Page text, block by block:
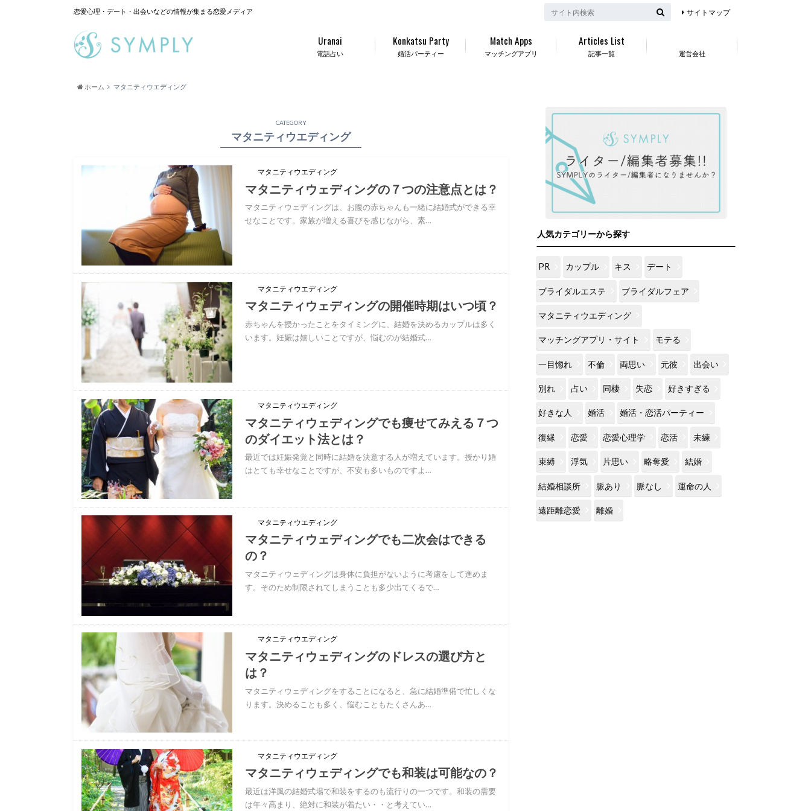
恋愛心理・デート・出会いなどの情報が集まる恋愛メディア サイトマップ
電話占い
Uranai
婚活パーティー
Konkatsu Party
マッチングアプリ
Match Apps
記事一覧
Articles List
運営会社
ホーム マタニティウエディング
CATEGORY
マタニティウエディング
マタニティウエディング
マタニティウェディングの７つの注意点とは？
マタニティウェディングは、お腹の赤ちゃんも一緒に結婚式ができる幸
せなことです。家族が増える喜びを感じながら、素…
マタニティウエディング
マタニティウェディングの開催時期はいつ頃？
赤ちゃんを授かったことをタイミングに、結婚を決めるカップルは多く
います。妊娠は嬉しいことですが、悩むのが結婚式…
マタニティウエディング
マタニティウェディングでも痩せてみえる７つ
のダイエット法とは？
最近では妊娠発覚と同時に結婚を決意する人が増えています。授かり婚
はとても幸せなことですが、不安も多いものですよ…
マタニティウエディング
マタニティウェディングでも二次会はできる
の？
マタニティウェディングは身体に負担がないように考慮をして進めま
す。そのため制限されてしまうことも多少出てくるで…
マタニティウエディング
マタニティウェディングのドレスの選び方と
は？
マタニティウェディングをすることになると、急に結婚準備で忙しくな
ります。決めることも多く、悩むこともたくさんあ…
マタニティウエディング
マタニティウェディングでも和装は可能なの？
最近は洋風の結婚式場で和装をするのも流行りの一つです。和装の需要
は年々高まり、絶対に和装が着たい・・と考えてい…
人気カテゴリーから探す
PR カップル キス デート
ブライダルエステ ブライダルフェア
マタニティウエディング
マッチングアプリ・サイト モテる
一目惚れ 不倫 両思い 元彼 出会い
別れ 占い 同棲 失恋 好きすぎる
好きな人 婚活 婚活・恋活パーティー
復縁 恋愛 恋愛心理学 恋活 未練
束縛 浮気 片思い 略奪愛 結婚
結婚相談所 脈あり 脈なし 運命の人
遠距離恋愛 離婚